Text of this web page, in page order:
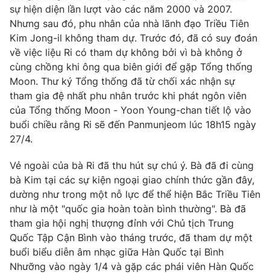
Liên hệ tòa soạn English
THỜI BÁO VTV
Theo dõi báo trên
Cơ quan chủ quản: Đài Truyền hình Việt Nam
Cơ quan báo chí:
Thời báo VTV
Giấy phép hoạt động báo in và báo điện tử số 483/GP-BTTTT
cấp ngày 29/12/2023
Tổng Biên tập:Vũ Thanh Thủy
Phó Tổng Biên tập:Nguyễn Thị Mỹ Hạnh, Phạm Quốc Thắng,
Nguyễn Trọng Ninh
sự hiện diện lần lượt vào các năm 2000 và 2007.
Nhưng sau đó, phu nhân của nhà lãnh đạo Triều Tiên
Kim Jong-il không tham dự. Trước đó, đã có suy đoán
về việc liệu Ri có tham dự không bởi vì bà không ở
cùng chồng khi ông qua biên giới để gặp Tổng thống
Moon. Thư ký Tổng thống đã từ chối xác nhận sự
tham gia đệ nhất phu nhân trước khi phát ngôn viên
của Tổng thống Moon - Yoon Young-chan tiết lộ vào
buổi chiều rằng Ri sẽ đến Panmunjeom lúc 18h15 ngày
27/4.
Vẻ ngoài của bà Ri đã thu hút sự chú ý. Bà đã đi cùng
bà Kim tại các sự kiện ngoại giao chính thức gần đây,
dường như trong một nỗ lực để thể hiện Bắc Triều Tiên
như là một "quốc gia hoàn toàn bình thường". Bà đã
tham gia hội nghị thượng đỉnh với Chủ tịch Trung
Quốc Tập Cận Bình vào tháng trước, đã tham dự một
buổi biểu diễn âm nhạc giữa Hàn Quốc tại Bình
Nhưỡng vào ngày 1/4 và gặp các phái viên Hàn Quốc